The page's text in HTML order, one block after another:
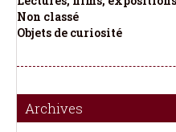
Non classé
Objets de curiosité
Archives